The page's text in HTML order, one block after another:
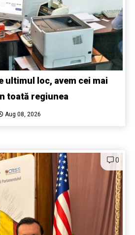
ultimul loc, avem cei mai
toată regiunea
Aug 08, 2026
0